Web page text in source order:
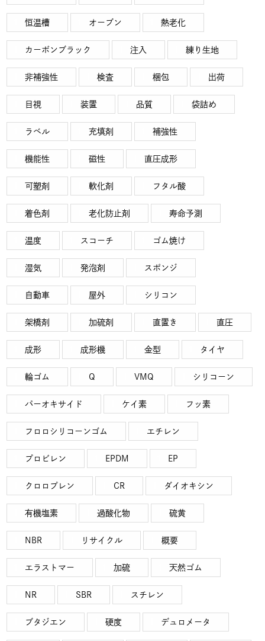
恒温槽 オーブン 熱老化
カーボンブラック 注入 練り生地
非補強性 検査 梱包 出荷
目視 装置 品質 袋詰め
ラベル 充填剤 補強性
機能性 磁性 直圧成形
可塑剤 軟化剤 フタル酸
着色剤 老化防止剤 寿命予測
温度 スコーチ ゴム焼け
湿気 発泡剤 スポンジ
自動車 屋外 シリコン
架橋剤 加硫剤 直置き 直圧
成形 成形機 金型 タイヤ
輪ゴム Q VMQ シリコーン
パーオキサイド ケイ素 フッ素
フロロシリコーンゴム エチレン
プロビレン EPDM EP
クロロプレン CR ダイオキシン
有機塩素 過酸化物 硫黄
NBR リサイクル 概要
エラストマー 加硫 天然ゴム
NR SBR スチレン
ブタジエン 硬度 デュロメータ